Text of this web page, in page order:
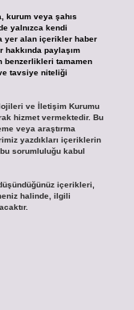
kurum veya şahıs
yalnızca kendi
yer alan içerikler haber
paylaşım
benzerlikleri tamamen
tavsiye niteliği
ve İletişim Kurumu
hizmet vermektedir. Bu
veya araştırma
yazdıkları içeriklerin
sorumluluğu kabul
içerikleri,
halinde, ilgili